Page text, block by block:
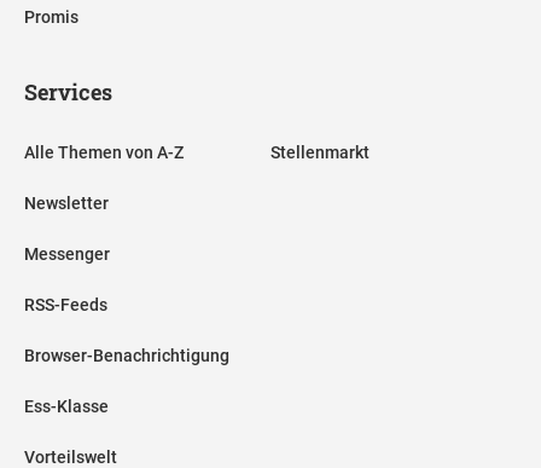
Promis
Services
Alle Themen von A-Z
Newsletter
Messenger
RSS-Feeds
Browser-Benachrichtigung
Ess-Klasse
Vorteilswelt
Stellenmarkt